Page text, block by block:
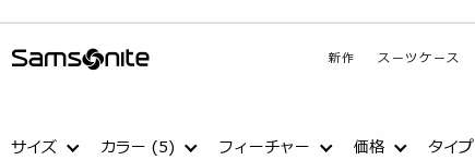
新作 スーツケース
サイズ カラー (5) フィーチャー 価格 タイプ